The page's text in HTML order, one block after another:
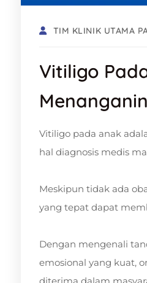
TIM KLINIK UTAMA
Vitiligo
Vitiligo pada anak
hal diagnosis medis
Meskipun tidak ada
yang tepat dapat
Dengan mengenali
emosional yang kuat,